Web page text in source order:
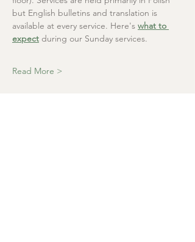
but English bulletins and translation is
available at every service. Here's what to
expect during our Sunday services.
Read More >